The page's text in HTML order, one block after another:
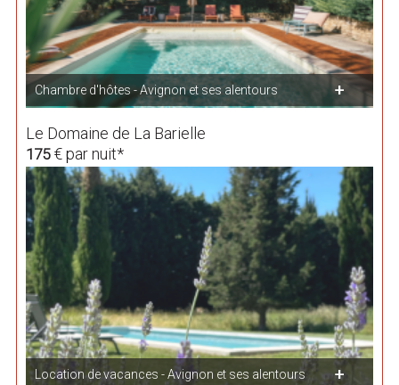
Chambre d'hôtes - Avignon et ses alentours
Le Domaine de La Barielle
175€ par nuit*
Location de vacances - Avignon et ses alentours